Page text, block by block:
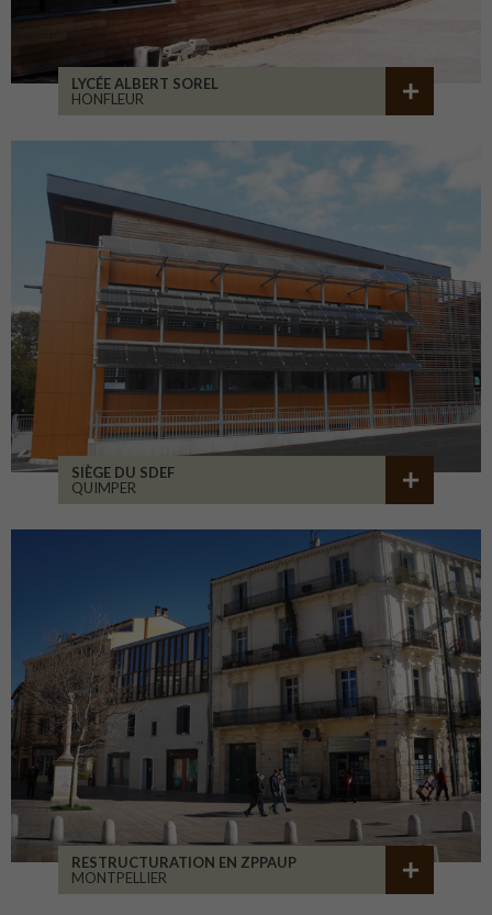
LYCÉE ALBERT SOREL
HONFLEUR
SIÈGE DU SDEF
QUIMPER
RESTRUCTURATION EN ZPPAUP
MONTPELLIER